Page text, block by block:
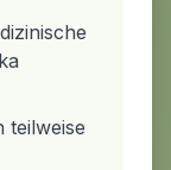
teilweise